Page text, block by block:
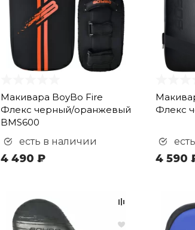
Макивара BoyBo Fire
Флекс черный/оранжевый
BMS600
есть в наличии
4 490 ₽
Флекс
4 590